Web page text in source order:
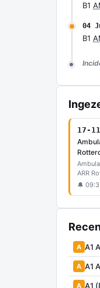
B1
04
B1
17-
ARR
🔔
A A1
A A1
A A1